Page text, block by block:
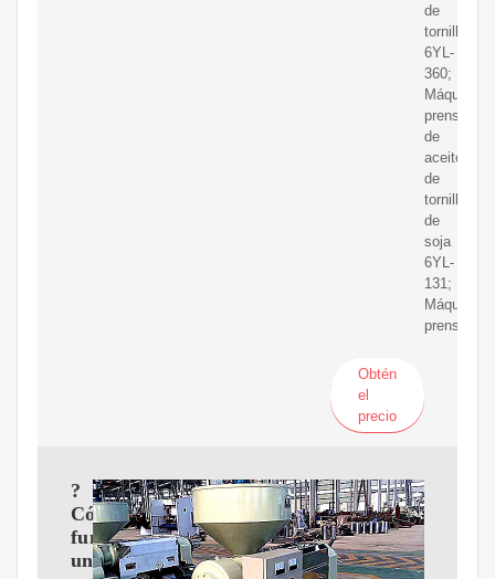
de
tornillo
6YL-
360;
Máquina
prensadora
de
aceite
de
tornillo
de
soja
6YL-
131;
Máquina
prensadora
Obtén
el
precio
?
Cómo
funciona
una